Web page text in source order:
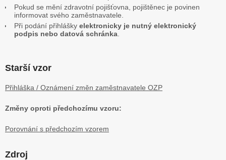
Pokud se mění zdravotní pojišťovna, pojištěnec je povinen
informovat svého zaměstnavatele.
Při podání přihlášky elektronicky je nutný elektronický
podpis nebo datová schránka
Starší vzor
Přihláška / Oznámení změn zaměstnavatele OZP
Změny oproti předchozímu vzoru:
Porovnání s předchozím vzorem
Zdroj